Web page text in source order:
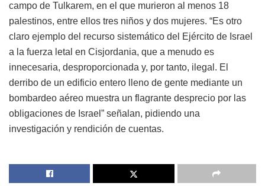
campo de Tulkarem, en el que murieron al menos 18
palestinos, entre ellos tres niños y dos mujeres. “Es otro
claro ejemplo del recurso sistemático del Ejército de Israel
a la fuerza letal en Cisjordania, que a menudo es
innecesaria, desproporcionada y, por tanto, ilegal. El
derribo de un edificio entero lleno de gente mediante un
bombardeo aéreo muestra un flagrante desprecio por las
obligaciones de Israel” señalan, pidiendo una
investigación y rendición de cuentas.